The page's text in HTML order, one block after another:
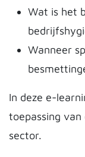
Wat is het
Wanneer
In deze e-
toepassing
sector.